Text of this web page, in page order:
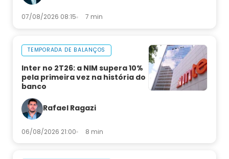
07/08/2026 08:15 7 min
TEMPORADA DE BALANÇOS
Inter no 2T26: a NIM supera 10%
pela primeira vez na história do
banco
Rafael Ragazi
06/08/2026 21:00 8 min